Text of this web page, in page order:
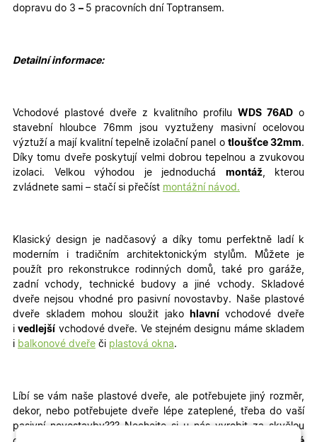
dopravu do 3 – 5 pracovních dní Toptransem.
Detailní informace:
Vchodové plastové dveře z kvalitního profilu WDS 76AD o
stavební hloubce 76mm jsou vyztuženy masivní ocelovou
výztuží a mají kvalitní tepelně izolační panel o tloušťce 32mm.
Díky tomu dveře poskytují velmi dobrou tepelnou a zvukovou
izolaci. Velkou výhodou je jednoduchá montáž, kterou
zvládnete sami – stačí si přečíst montážní návod.
Klasický design je nadčasový a díky tomu perfektně ladí k
moderním i tradičním architektonickým stylům. Můžete je
použít pro rekonstrukce rodinných domů, také pro garáže,
zadní vchody, technické budovy a jiné vchody. Skladové
dveře nejsou vhodné pro pasivní novostavby. Naše plastové
dveře skladem mohou sloužit jako hlavní vchodové dveře
ivedlejší vchodové dveře. Ve stejném designu máme skladem
i balkonové dveře či plastová okna.
Líbí se vám naše plastové dveře, ale potřebujete jiný rozměr,
dekor, nebo potřebujete dveře lépe zateplené, třeba do vaší
pasivní novostavby??? Nechejte si u nás vyrobit za skvělou